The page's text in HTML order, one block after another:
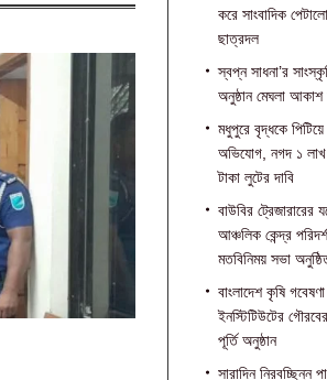
করে সাংবাদিক
ছাত্রদল
স্বপ্ন সাধনা’র
অনুষ্ঠান মেঘলা আকাশ
মধুপুরে বৃদ্ধকে
অভিযোগ, নগদ ১ লাখ
টাকা লুটের দাবি
বাউবির ট্রেজারারের
আঞ্চলিক কেন্দ্র
মতবিনিময় সভা
বাংলাদেশ কৃষি গবেষণা
ইনস্টিটিউটের
পূর্তি অনুষ্ঠান
সারাদিন নিরবচ্ছিন্ন